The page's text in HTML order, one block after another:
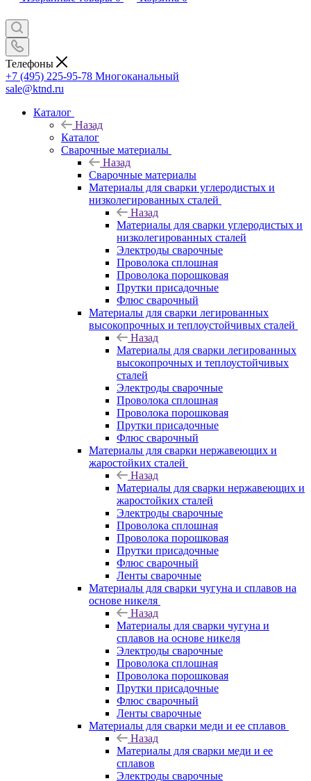
Телефоны
+7 (495) 225-95-78 Многоканальный
sale@ktnd.ru
Каталог
Назад
Каталог
Сварочные материалы
Назад
Сварочные материалы
Материалы для сварки углеродистых и
низколегированных сталей
Назад
Материалы для сварки углеродистых и
низколегированных сталей
Электроды сварочные
Проволока сплошная
Проволока порошковая
Прутки присадочные
Флюс сварочный
Материалы для сварки легированных
высокопрочных и теплоустойчивых сталей
Назад
Материалы для сварки легированных
высокопрочных и теплоустойчивых
сталей
Электроды сварочные
Проволока сплошная
Проволока порошковая
Прутки присадочные
Флюс сварочный
Материалы для сварки нержавеющих и
жаростойких сталей
Назад
Материалы для сварки нержавеющих и
жаростойких сталей
Электроды сварочные
Проволока сплошная
Проволока порошковая
Прутки присадочные
Флюс сварочный
Ленты сварочные
Материалы для сварки чугуна и сплавов на
основе никеля
Назад
Материалы для сварки чугуна и
сплавов на основе никеля
Электроды сварочные
Проволока сплошная
Проволока порошковая
Прутки присадочные
Флюс сварочный
Ленты сварочные
Материалы для сварки меди и ее сплавов
Назад
Материалы для сварки меди и ее
сплавов
Электроды сварочные